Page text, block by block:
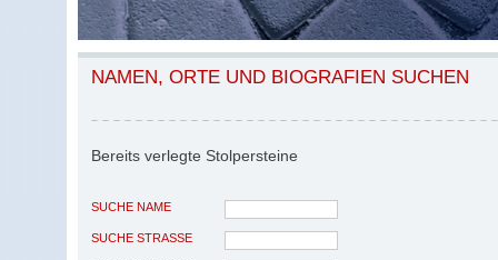
NAMEN, ORTE UND BIOGRAFIEN SUCHEN
Bereits verlegte Stolpersteine
SUCHE NAME
SUCHE STRASSE